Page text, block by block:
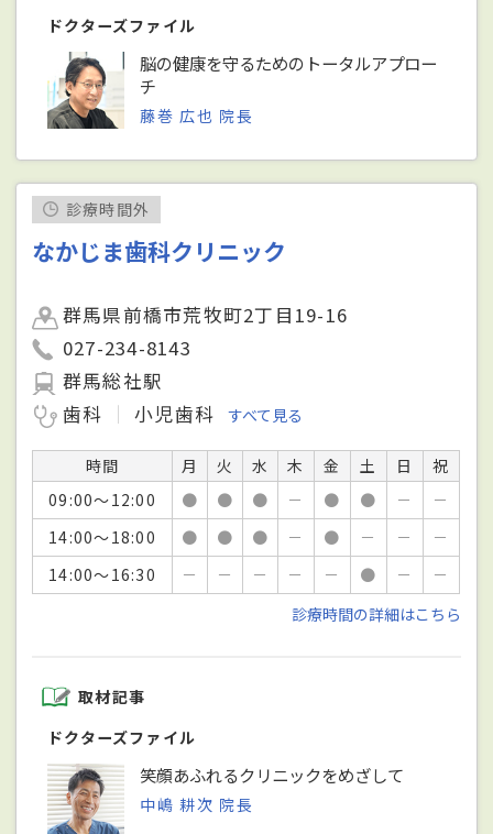
ドクターズファイル
脳の健康を守るためのトータルアプロー
チ
藤巻 広也 院長
診療時間外
なかじま歯科クリニック
群馬県前橋市荒牧町2丁目19-16
027-234-8143
群馬総社駅
歯科
小児歯科 すべて見る
時間 月 火 水 木 金 土 日
祝
09:00～12:00
● ● ● － ● ● －
－
14:00～18:00
● ● ● － ● － －
－
14:00～16:30
－ － － － － ● －
－
診療時間の詳細はこちら
取材記事
ドクターズファイル
笑顔あふれるクリニックをめざして
中嶋 耕次 院長